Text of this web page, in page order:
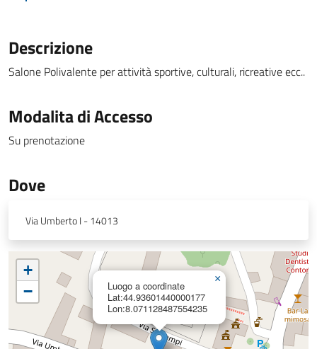
Descrizione
Salone Polivalente per attività sportive, culturali, ricreative ecc..
Modalita di Accesso
Su prenotazione
Dove
Via Umberto I - 14013
Luogo a coordinate
Lat:44.93601440000177
Lon:8.071128487554235
×
+
−